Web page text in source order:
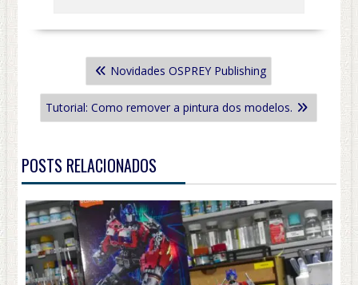
NAVEGAÇÃO
POST
Novidades OSPREY Publishing
Tutorial: Como remover a pintura dos modelos.
POSTS RELACIONADOS